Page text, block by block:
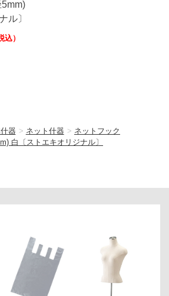
ル〕
込）
器 > ネット什器 > ネットフック
白〔ストエキオリジナル〕